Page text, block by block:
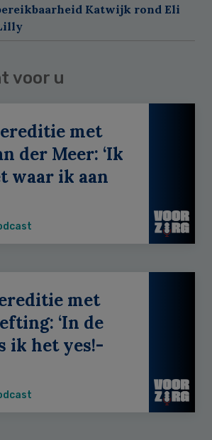
Katwijk rond Eli
voor u
met
der Meer: ‘Ik
waar ik aan
met
‘In de
ik het yes!-